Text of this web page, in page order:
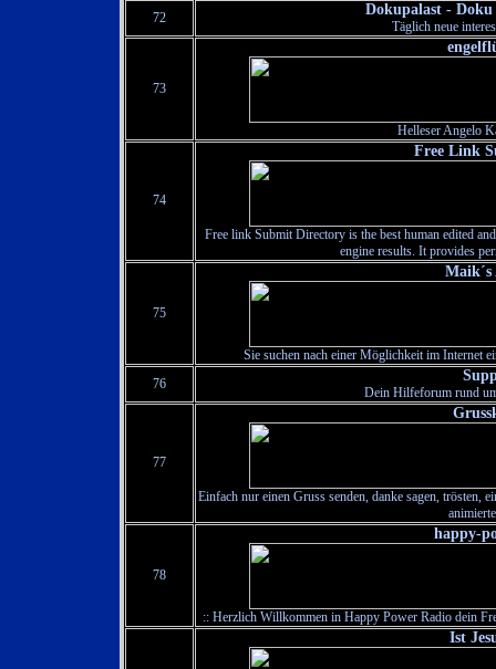
72
Dokupalast -
Täglich neue
73
Helleser Angelo
74
Free Link
Free link Submit Directory is the best human edited
engine results. It provides
75
Maik´s
Sie suchen nach einer Möglichkeit im Internet
76
Dein Hilfeforum rund
77
Einfach nur einen Gruss senden, danke sagen, trösten,
78
happy-
:: Herzlich Willkommen in Happy Power Radio dein
Ist